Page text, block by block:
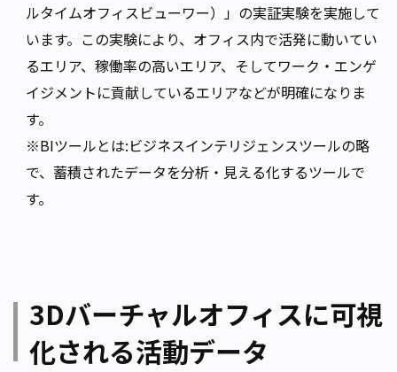
ルタイムオフィスビューワー）」の実証実験を実施して
います。この実験により、オフィス内で活発に動いてい
るエリア、稼働率の高いエリア、そしてワーク・エンゲ
イジメントに貢献しているエリアなどが明確になりま
す。
※BIツールとは:ビジネスインテリジェンスツールの略
で、蓄積されたデータを分析・見える化するツールで
す。
3Dバーチャルオフィスに可視
化される活動データ